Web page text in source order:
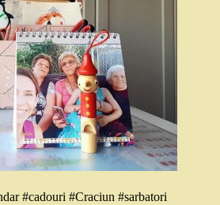
#cadouri #Craciun #sarbatori